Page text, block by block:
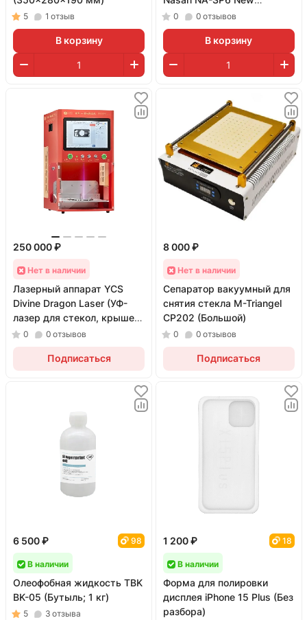
5 1 отзыв
В корзину
(Поворотный)
0 0 отзывов
В корзину
250 000 ₽
Нет в наличии
Лазерный аппарат YCS
Divine Dragon Laser (УФ-
лазер для стекол, крышек,
рамок и гравировки; 5 Вт)
0 0 отзывов
Подписаться
8 000 ₽
Нет в наличии
Сепаратор вакуумный для
снятия стекла M-Triangel
CP202 (Большой)
0 0 отзывов
Подписаться
6 500 ₽ 98
В наличии
Олеофобная жидкость TBK
BK-05 (Бутыль; 1 кг)
5 3 отзыва
1 200 ₽ 18
В наличии
Форма для полировки
дисплея iPhone 15 Plus (Без
разбора)